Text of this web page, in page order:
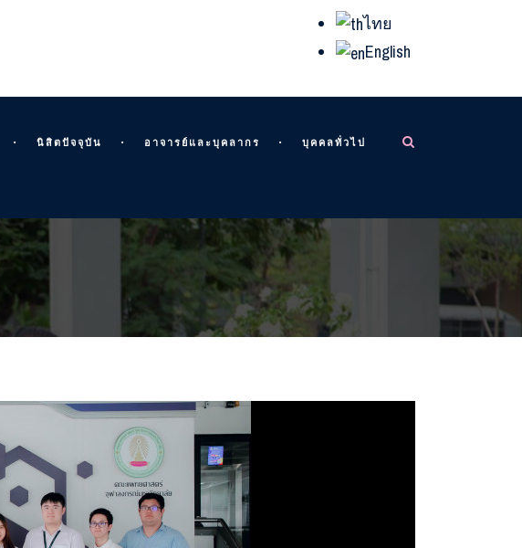
ไทย
English
นิสิตปัจจุบัน อาจารย์และบุคลากร บุคคลทั่วไป